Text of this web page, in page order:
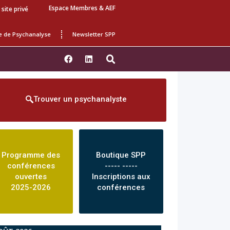
site privé Espace Membres & AEF
de Psychanalyse Newsletter SPP
Trouver un psychanalyste
Programme des
conférences
ouvertes
2025-2026
Boutique SPP
----- -----
Inscriptions aux
conférences